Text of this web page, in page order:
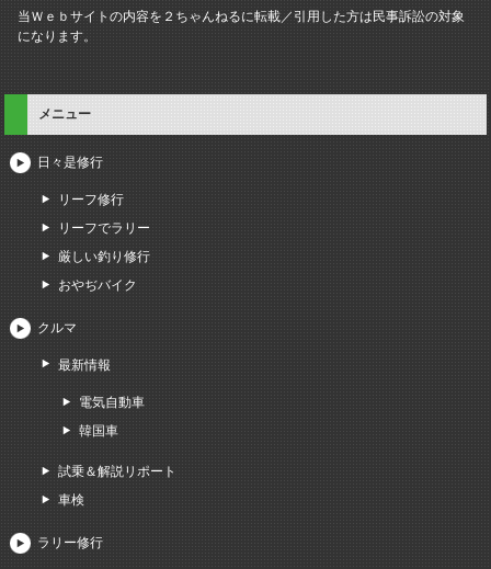
当Ｗｅｂサイトの内容を２ちゃんねるに転載／引用した方は民事訴訟の対象
になります。
メニュー
日々是修行
リーフ修行
リーフでラリー
厳しい釣り修行
おやぢバイク
クルマ
最新情報
電気自動車
韓国車
試乗＆解説リポート
車検
ラリー修行